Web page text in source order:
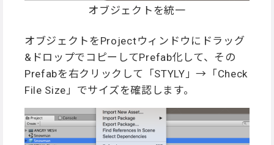
オブジェクトを統一
オブジェクトをProjectウィンドウにドラッグ
&ドロップでコピーしてPrefab化して、その
Prefabを右クリックして「STYLY」→「Check
File Size」でサイズを確認します。